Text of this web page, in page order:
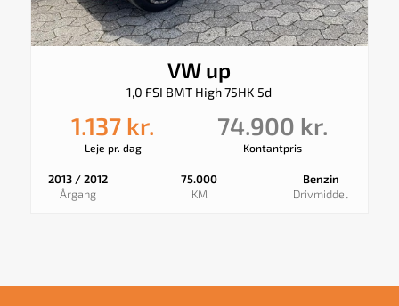
VW up
1,0 FSI BMT High 75HK 5d
1.137 kr.
Leje pr. dag
74.900 kr.
Kontantpris
2013 / 2012
Årgang
75.000
KM
Benzin
Drivmiddel